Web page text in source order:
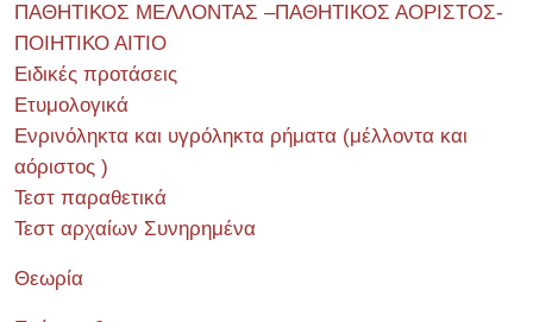
ΠΑΘΗΤΙΚΟΣ ΜΕΛΛΟΝΤΑΣ –ΠΑΘΗΤΙΚΟΣ ΑΟΡΙΣΤΟΣ-
ΠΟΙΗΤΙΚΟ ΑΙΤΙΟ
Ειδικές προτάσεις
Ετυμολογικά
Ενρινόληκτα και υγρόληκτα ρήματα (μέλλοντα και
αόριστος )
Τεστ παραθετικά
Τεστ αρχαίων Συνηρημένα
Θεωρία